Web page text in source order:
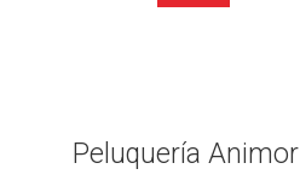
Peluquería Animor